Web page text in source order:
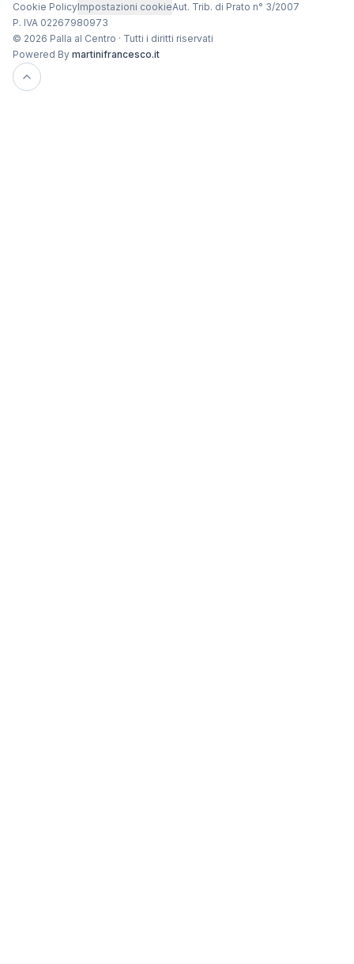
Cookie PolicyImpostazioni cookieAut. Trib. di Prato n° 3/2007
P. IVA 02267980973
© 2026 Palla al Centro · Tutti i diritti riservati
Powered By martinifrancesco.it